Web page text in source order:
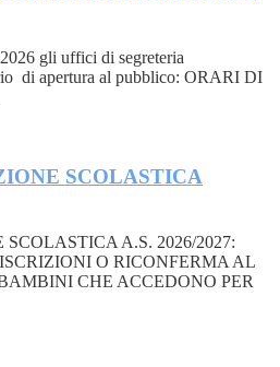
gli uffici di segreteria
di apertura al pubblico: ORARI DI
SCOLASTICA
A.S. 2026/2027:
O RICONFERMA AL
CHE ACCEDONO PER